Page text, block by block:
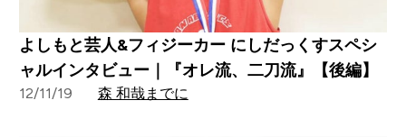
よしもと芸人&フィジーカー にしだっくすスペシ
ャルインタビュー｜『オレ流、二刀流』【後編】
12/11/19 森 和哉までに